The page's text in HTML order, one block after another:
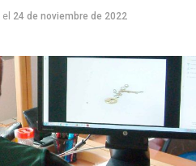
el 24 de noviembre de 2022